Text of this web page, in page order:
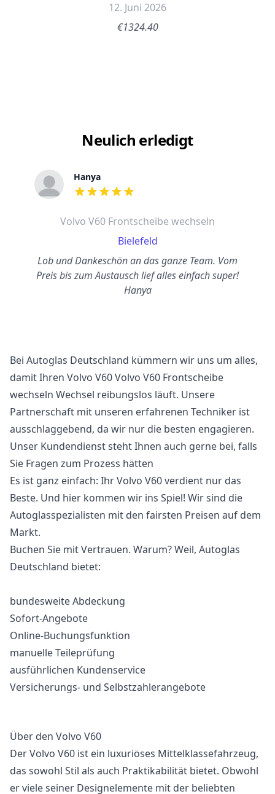
12. Juni 2026
€1324.40
Neulich erledigt
Hanya
out of 5 stars
Volvo V60 Frontscheibe wechseln
Bielefeld
Lob und Dankeschön an das ganze Team. Vom
Preis bis zum Austausch lief alles einfach super!
Hanya
Bei Autoglas Deutschland kümmern wir uns um alles,
damit Ihren Volvo V60 Volvo V60 Frontscheibe
wechseln Wechsel reibungslos läuft. Unsere
Partnerschaft mit unseren erfahrenen Techniker ist
ausschlaggebend, da wir nur die besten engagieren.
Unser Kundendienst steht Ihnen auch gerne bei, falls
Sie Fragen zum Prozess hätten
Es ist ganz einfach: Ihr Volvo V60 verdient nur das
Beste. Und hier kommen wir ins Spiel! Wir sind die
Autoglasspezialisten mit den fairsten Preisen auf dem
Markt.
Buchen Sie mit Vertrauen. Warum? Weil, Autoglas
Deutschland bietet:
bundesweite Abdeckung
Sofort-Angebote
Online-Buchungsfunktion
manuelle Teileprüfung
ausführlichen Kundenservice
Versicherungs- und Selbstzahlerangebote
Über den Volvo V60
Der Volvo V60 ist ein luxuriöses Mittelklassefahrzeug,
das sowohl Stil als auch Praktikabilität bietet. Obwohl
er viele seiner Designelemente mit der beliebten